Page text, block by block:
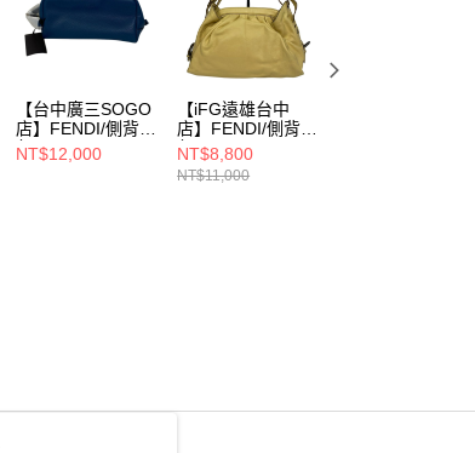
【台中廣三SOGO
店】FENDI/側背
包//
NT$12,000
【iFG遠雄台中
店】FENDI/側背
包//
NT$8,800
NT$11,000